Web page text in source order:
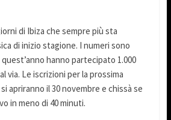
di Ibiza che sempre più sta
di inizio stagione. I numeri sono
hanno partecipato 1.000
via. Le iscrizioni per la prossima
apriranno il 30 novembre e chissà se
in meno di 40 minuti.